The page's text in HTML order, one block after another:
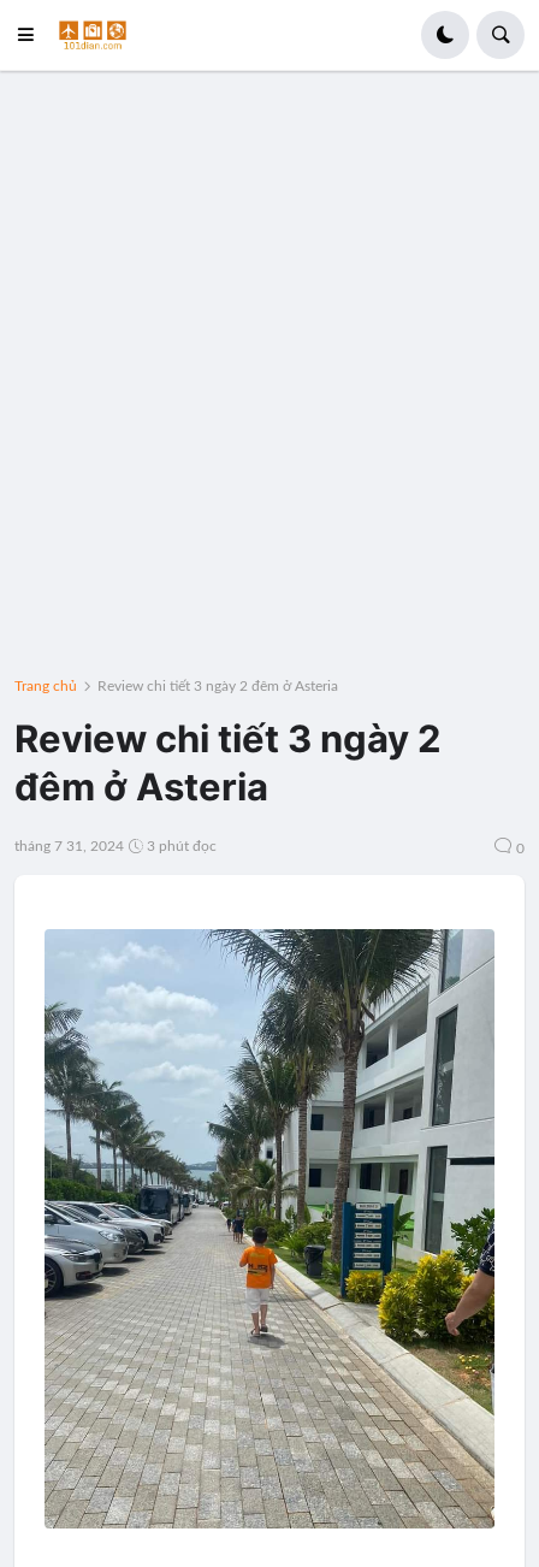
Trang chủ Review chi tiết 3 ngày 2 đêm ở Asteria
Review chi tiết 3 ngày 2
đêm ở Asteria
tháng 7 31, 2024 3 phút đọc 0